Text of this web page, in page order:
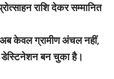
राशि देकर सम्मानित
केवल ग्रामीण अंचल नहीं,
डेस्टिनेशन बन चुका है।